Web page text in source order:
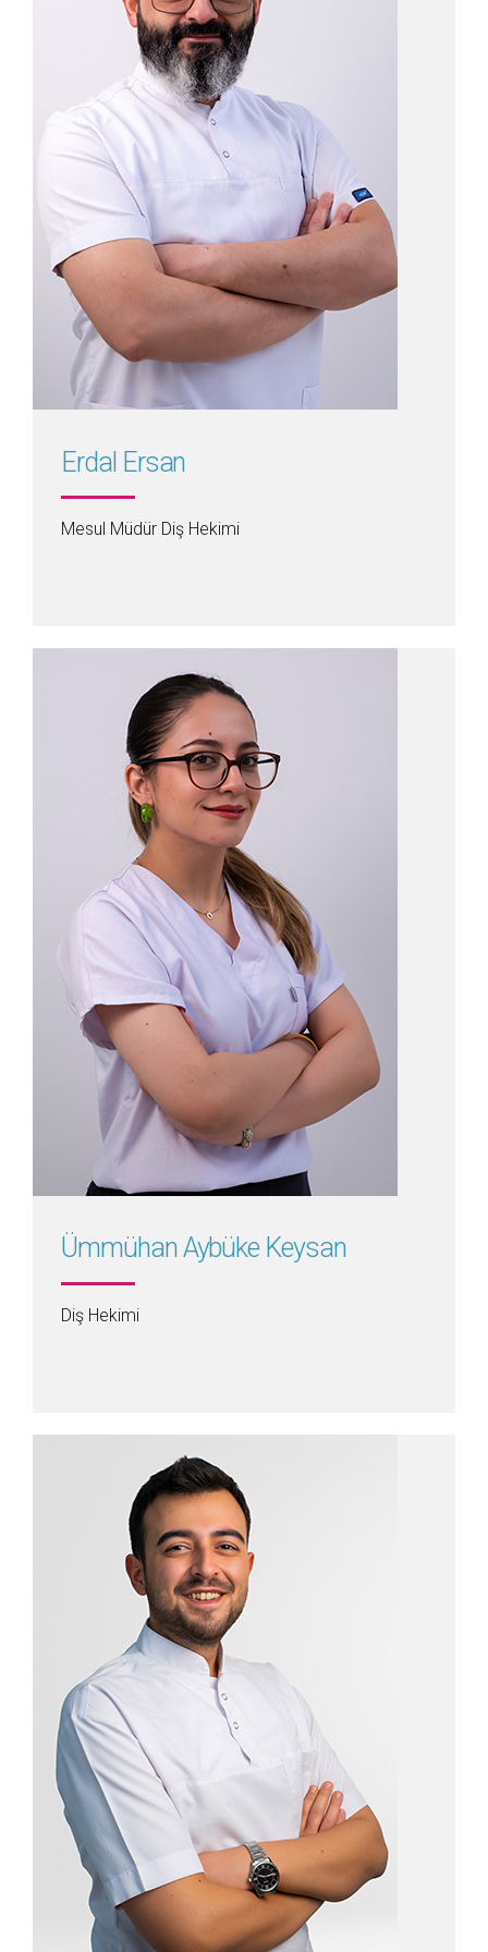
Detayını Gör
Erdal Ersan
Mesul Müdür Diş Hekimi
Detayını Gör
Ümmühan Aybüke Keysan
Diş Hekimi
Detayını Gör